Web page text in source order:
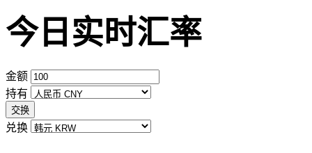
今日实时汇率
金额
持有
交换
兑换